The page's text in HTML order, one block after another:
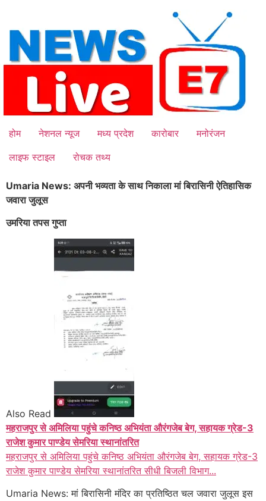
content
होम नेशनल न्यूज मध्य प्रदेश कारोबार
मनोरंजन
लाइफ स्टाइल
रोचक तथ्य
Umaria News: अपनी भव्यता के साथ निकाला मां बिरासिनी ऐतिहासिक
जवारा जुलूस
उमरिया तपस गुप्ता
Also Read
महराजपुर से अमिलिया पहुंचे कनिष्ठ अभियंता औरंगजेब बेग, सहायक ग्रेड-3
राजेश कुमार पाण्डेय सेमरिया स्थानांतरित
महराजपुर से अमिलिया पहुंचे कनिष्ठ अभियंता औरंगजेब बेग, सहायक ग्रेड-3
राजेश कुमार पाण्डेय सेमरिया स्थानांतरित सीधी बिजली विभाग...
Umaria News: मां बिरासिनी मंदिर का प्रतिष्ठित चल जवारा जुलूस इस